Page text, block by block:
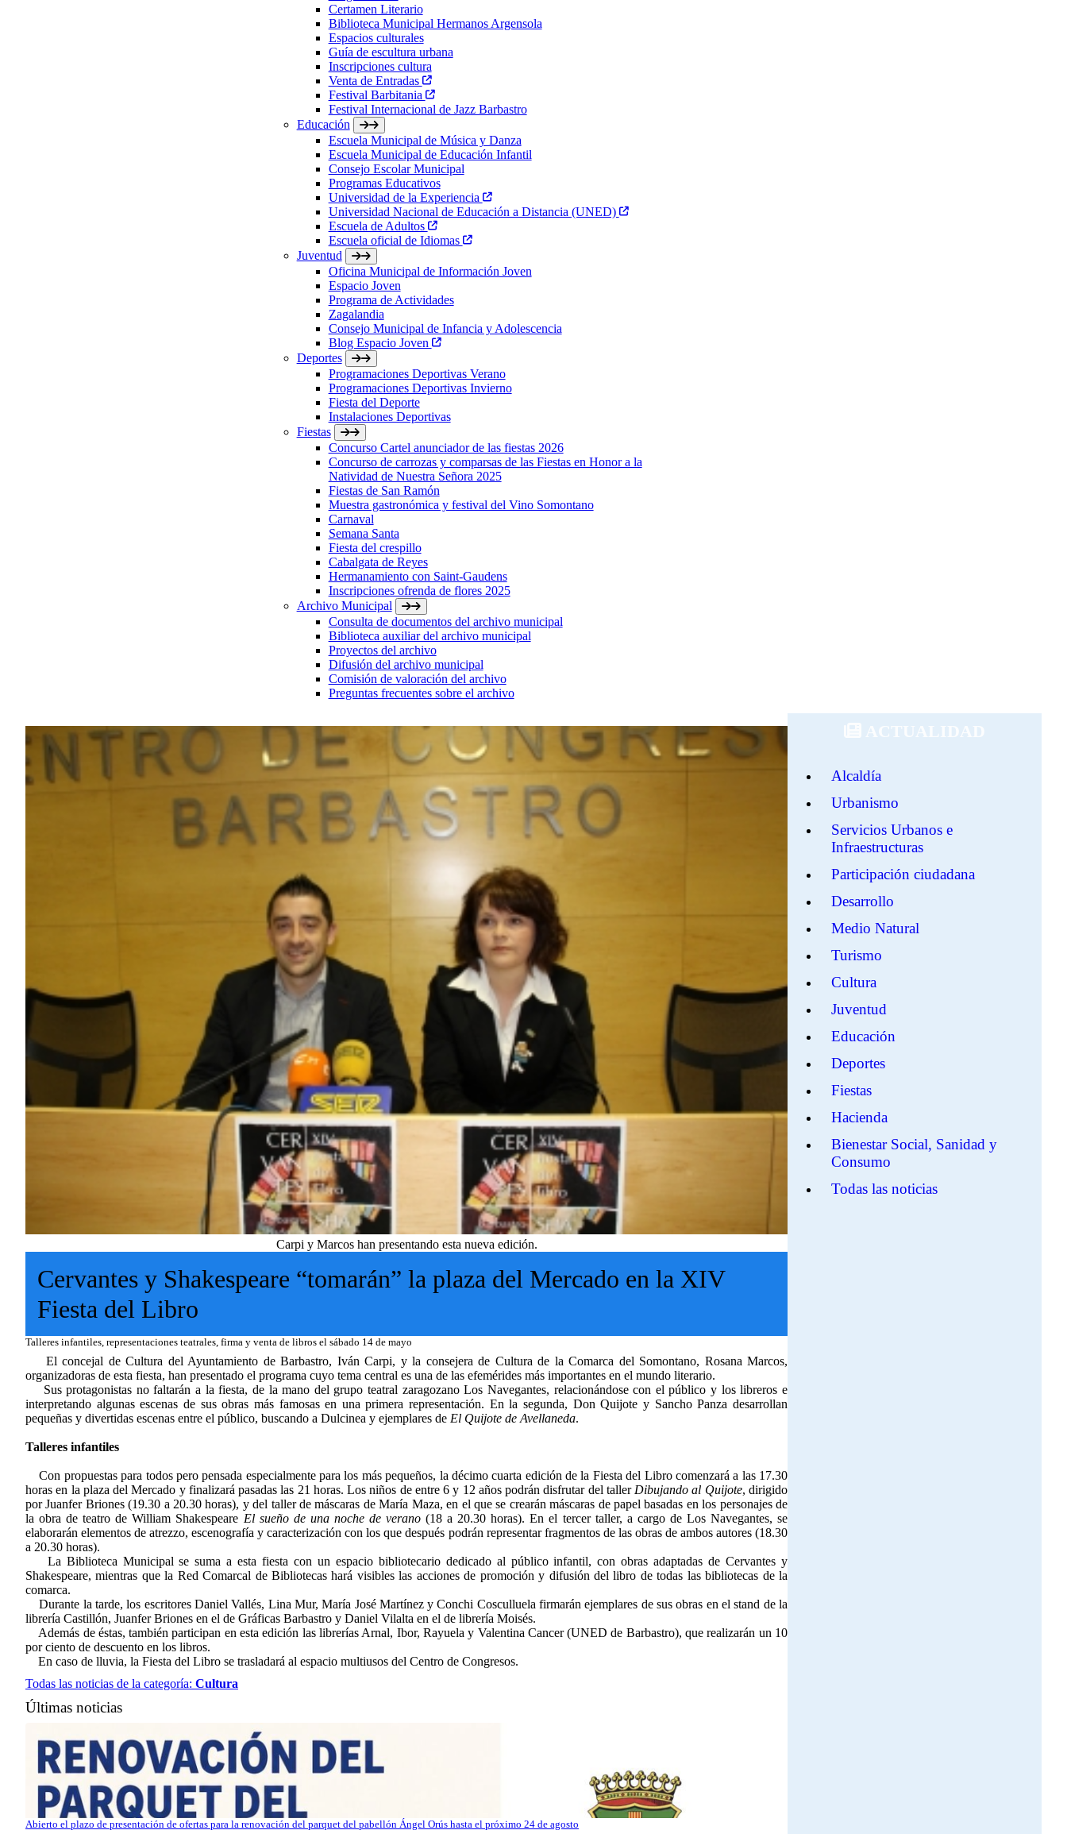
Certamen Literario
Biblioteca Municipal Hermanos Argensola
Espacios culturales
Guía de escultura urbana
Inscripciones cultura
Venta de Entradas
Festival Barbitania
Festival Internacional de Jazz Barbastro
Educación
Escuela Municipal de Música y Danza
Escuela Municipal de Educación Infantil
Consejo Escolar Municipal
Programas Educativos
Universidad de la Experiencia
Universidad Nacional de Educación a Distancia (UNED)
Escuela de Adultos
Escuela oficial de Idiomas
Juventud
Oficina Municipal de Información Joven
Espacio Joven
Programa de Actividades
Zagalandia
Consejo Municipal de Infancia y Adolescencia
Blog Espacio Joven
Deportes
Programaciones Deportivas Verano
Programaciones Deportivas Invierno
Fiesta del Deporte
Instalaciones Deportivas
Fiestas
Concurso Cartel anunciador de las fiestas 2026
Concurso de carrozas y comparsas de las Fiestas en Honor a la
Natividad de Nuestra Señora 2025
Fiestas de San Ramón
Muestra gastronómica y festival del Vino Somontano
Carnaval
Semana Santa
Fiesta del crespillo
Cabalgata de Reyes
Hermanamiento con Saint-Gaudens
Inscripciones ofrenda de flores 2025
Archivo Municipal
Consulta de documentos del archivo municipal
Biblioteca auxiliar del archivo municipal
Proyectos del archivo
Difusión del archivo municipal
Comisión de valoración del archivo
Preguntas frecuentes sobre el archivo
Carpi y Marcos han presentando esta nueva edición.
Cervantes y Shakespeare “tomarán” la plaza del Mercado en la XIV
Fiesta del Libro
Talleres infantiles, representaciones teatrales, firma y venta de libros el sábado 14 de mayo
El concejal de Cultura del Ayuntamiento de Barbastro, Iván Carpi, y la consejera de Cultura de la Comarca del Somontano, Rosana Marcos,
organizadoras de esta fiesta, han presentado el programa cuyo tema central es una de las efemérides más importantes en el mundo literario.
Sus protagonistas no faltarán a la fiesta, de la mano del grupo teatral zaragozano Los Navegantes, relacionándose con el público y los libreros e
interpretando algunas escenas de sus obras más famosas en una primera representación. En la segunda, Don Quijote y Sancho Panza desarrollan
pequeñas y divertidas escenas entre el público, buscando a Dulcinea y ejemplares de El Quijote de Avellaneda.
Talleres infantiles
Con propuestas para todos pero pensada especialmente para los más pequeños, la décimo cuarta edición de la Fiesta del Libro comenzará a las 17.30
horas en la plaza del Mercado y finalizará pasadas las 21 horas. Los niños de entre 6 y 12 años podrán disfrutar del taller Dibujando al Quijote, dirigido
por Juanfer Briones (19.30 a 20.30 horas), y del taller de máscaras de María Maza, en el que se crearán máscaras de papel basadas en los personajes de
la obra de teatro de William Shakespeare El sueño de una noche de verano(18 a 20.30 horas). En el tercer taller, a cargo de Los Navegantes, se
elaborarán elementos de atrezzo, escenografía y caracterización con los que después podrán representar fragmentos de las obras de ambos autores (18.30
a 20.30 horas).
La Biblioteca Municipal se suma a esta fiesta con un espacio bibliotecario dedicado al público infantil, con obras adaptadas de Cervantes y
Shakespeare, mientras que la Red Comarcal de Bibliotecas hará visibles las acciones de promoción y difusión del libro de todas las bibliotecas de la
comarca.
Durante la tarde, los escritores Daniel Vallés, Lina Mur, María José Martínez y Conchi Cosculluela firmarán ejemplares de sus obras en el stand de la
librería Castillón, Juanfer Briones en el de Gráficas Barbastro y Daniel Vilalta en el de librería Moisés.
Además de éstas, también participan en esta edición las librerías Arnal, Ibor, Rayuela y Valentina Cancer (UNED de Barbastro), que realizarán un 10
por ciento de descuento en los libros.
En caso de lluvia, la Fiesta del Libro se trasladará al espacio multiusos del Centro de Congresos.
Todas las noticias de la categoría: Cultura
Últimas noticias
Abierto el plazo de presentación de ofertas para la renovación del parquet del pabellón Ángel Orús hasta el próximo 24 de agosto
ACTUALIDAD
Alcaldía
Urbanismo
Servicios Urbanos e
Infraestructuras
Participación ciudadana
Desarrollo
Medio Natural
Turismo
Cultura
Juventud
Educación
Deportes
Fiestas
Hacienda
Bienestar Social, Sanidad y
Consumo
Todas las noticias